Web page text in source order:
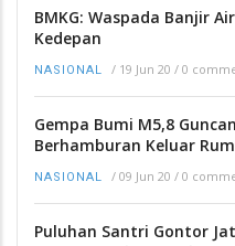
BMKG: Waspada Banjir
Kedepan
NASIONAL / 19 Jun 20 / 0
Gempa Bumi M5,8
Berhamburan Keluar
NASIONAL / 09 Jun 20 / 0
Puluhan Santri Gontor